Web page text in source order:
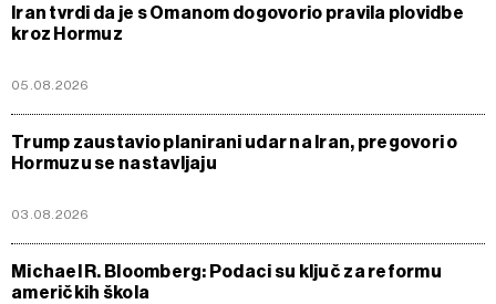
Iran tvrdi da je s Omanom dogovorio pravila plovidbe
kroz Hormuz
05.08.2026
Trump zaustavio planirani udar na Iran, pregovori o
Hormuzu se nastavljaju
03.08.2026
Michael R. Bloomberg: Podaci su ključ za reformu
američkih škola